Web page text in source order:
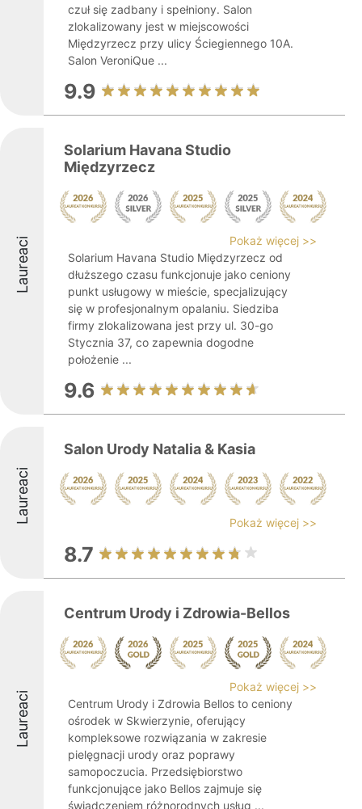
czuł się zadbany i spełniony. Salon
zlokalizowany jest w miejscowości
Międzyrzecz przy ulicy Ściegiennego 10A.
Salon VeroniQue ...
9.9
Laureaci
Solarium Havana Studio
Międzyrzecz
Pokaż więcej >>
Solarium Havana Studio Międzyrzecz od
dłuższego czasu funkcjonuje jako ceniony
punkt usługowy w mieście, specjalizujący
się w profesjonalnym opalaniu. Siedziba
firmy zlokalizowana jest przy ul. 30-go
Stycznia 37, co zapewnia dogodne
położenie ...
9.6
Laureaci
Salon Urody Natalia & Kasia
Pokaż więcej >>
8.7
Laureaci
Centrum Urody i Zdrowia-Bellos
Pokaż więcej >>
Centrum Urody i Zdrowia Bellos to ceniony
ośrodek w Skwierzynie, oferujący
kompleksowe rozwiązania w zakresie
pielęgnacji urody oraz poprawy
samopoczucia. Przedsiębiorstwo
funkcjonujące jako Bellos zajmuje się
świadczeniem różnorodnych usług ...